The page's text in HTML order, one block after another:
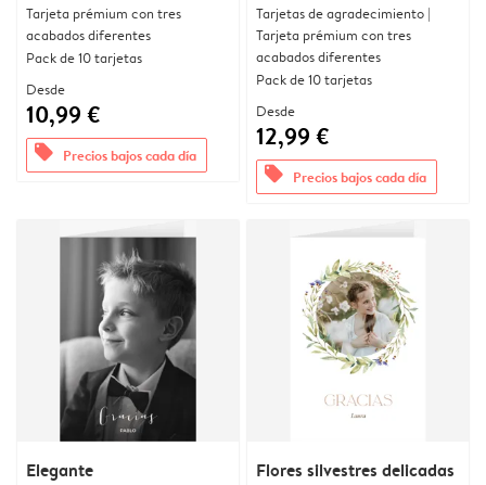
Tarjeta prémium con tres
acabados diferentes
Pack de 10 tarjetas
Desde
10,99 €
offers Precios bajos cada día
Tarjetas de agradecimiento |
Tarjeta prémium con tres
acabados diferentes
Pack de 10 tarjetas
Desde
12,99 €
offers Precios bajos cada día
Elegante Flores silvestres delicadas